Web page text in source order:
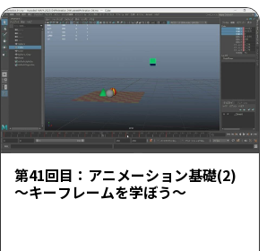
第41回目：アニメーション基礎(2)
～キーフレームを学ぼう～